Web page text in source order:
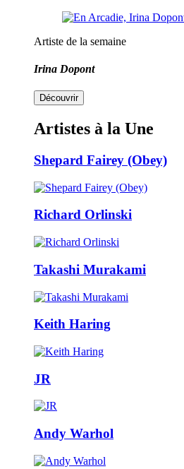
Artiste de la semaine
Irina Dopont
Découvrir
Artistes à la Une
Shepard Fairey (Obey)
Richard Orlinski
Takashi Murakami
Keith Haring
JR
Andy Warhol